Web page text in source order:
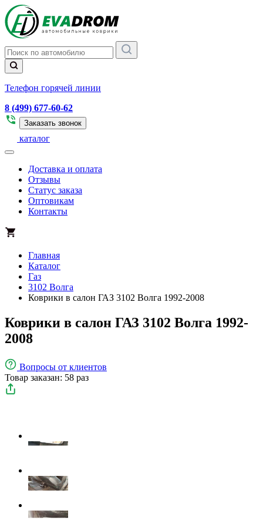
Телефон горячей линии
8 (499) 677-60-62
Заказать звонок
каталог
Доставка и оплата
Отзывы
Статус заказа
Оптовикам
Контакты
Главная
Каталог
Газ
3102 Волга
Коврики в салон ГАЗ 3102 Волга 1992-2008
Коврики в салон ГАЗ 3102 Волга 1992-
2008
Вопросы от клиентов
Товар заказан: 58 раз